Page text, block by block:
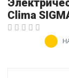
Clima